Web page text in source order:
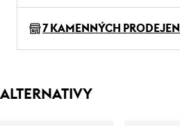
7 KAMENNÝCH PRODEJEN
ALTERNATIVY